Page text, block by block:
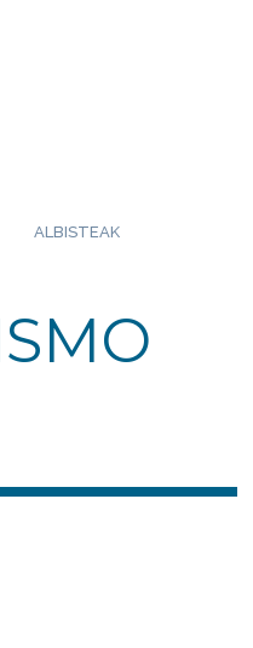
ALBISTEAK